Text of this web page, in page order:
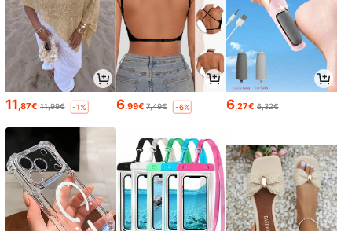
11,87€ 11,99€ -1% 6,99€ 7,49€ -6% 6,27€ 6,32€